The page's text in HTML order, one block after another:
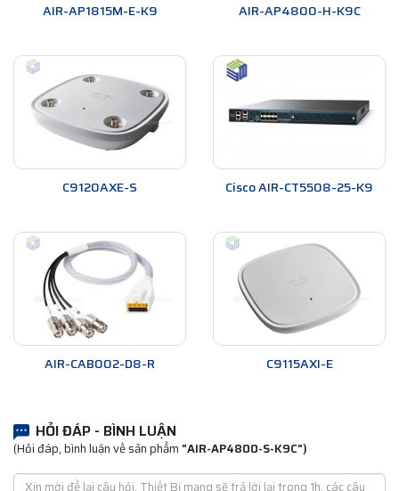
AIR-AP1815M-E-K9 AIR-AP4800-H-K9C
C9120AXE-S Cisco AIR-CT5508-25-K9
AIR-CAB002-D8-R C9115AXI-E
HỎI ĐÁP - BÌNH LUẬN
(Hỏi đáp, bình luận về sản phẩm "AIR-AP4800-S-K9C")